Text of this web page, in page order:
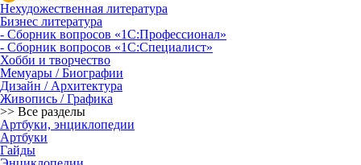
Нехудожественная литература
Бизнес литература
- Сборник вопросов «1С:Профессионал»
- Сборник вопросов «1С:Специалист»
Хобби и творчество
Мемуары / Биографии
Дизайн / Архитектура
Живопись / Графика
>> Все разделы
Артбуки, энциклопедии
Артбуки
Гайды